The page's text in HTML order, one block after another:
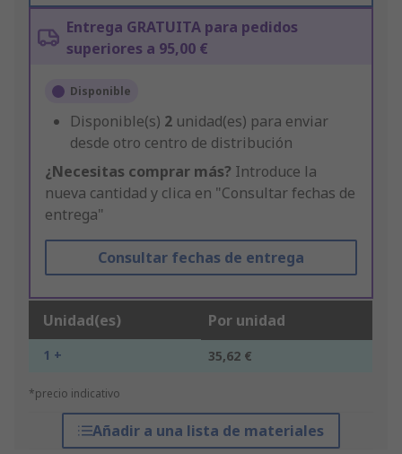
Entrega GRATUITA para pedidos
superiores a 95,00 €
Disponible
Disponible(s) 2 unidad(es) para enviar
desde otro centro de distribución
¿Necesitas comprar más? Introduce la
nueva cantidad y clica en "Consultar fechas de
entrega"
Consultar fechas de entrega
Unidad(es) Por unidad
1 + 35,62 €
*precio indicativo
Añadir a una lista de materiales